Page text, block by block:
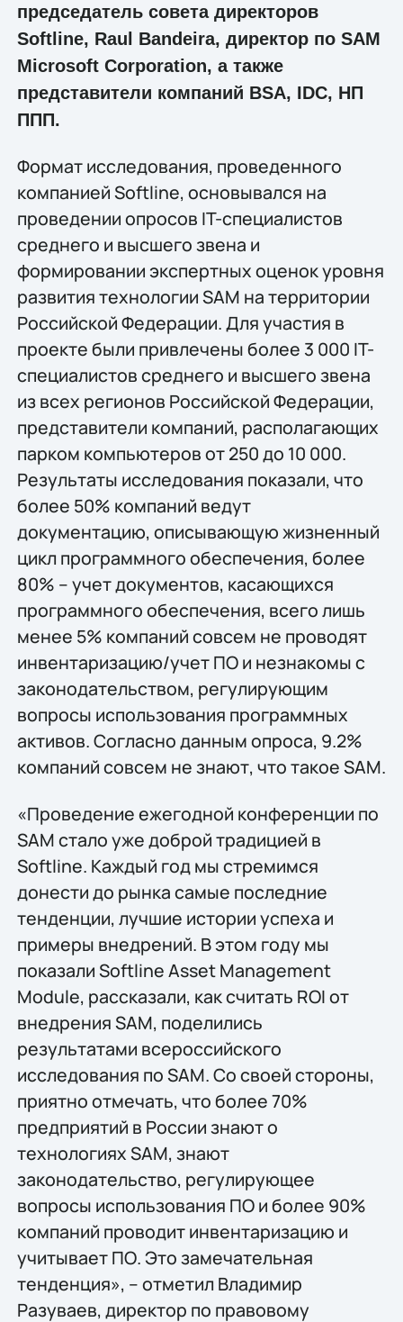
председатель совета директоров
Softline, Raul Bandeira, директор по SAM
Microsoft Corporation, а также
представители компаний BSA, IDC, НП
ППП.
Формат исследования, проведенного
компанией Softline, основывался на
проведении опросов IT-специалистов
среднего и высшего звена и
формировании экспертных оценок уровня
развития технологии SAM на территории
Российской Федерации. Для участия в
проекте были привлечены более 3 000 IT-
специалистов среднего и высшего звена
из всех регионов Российской Федерации,
представители компаний, располагающих
парком компьютеров от 250 до 10 000.
Результаты исследования показали, что
более 50% компаний ведут
документацию, описывающую жизненный
цикл программного обеспечения, более
80% – учет документов, касающихся
программного обеспечения, всего лишь
менее 5% компаний совсем не проводят
инвентаризацию/учет ПО и незнакомы с
законодательством, регулирующим
вопросы использования программных
активов. Согласно данным опроса, 9.2%
компаний совсем не знают, что такое SAM.
«Проведение ежегодной конференции по
SAM стало уже доброй традицией в
Softline. Каждый год мы стремимся
донести до рынка самые последние
тенденции, лучшие истории успеха и
примеры внедрений. В этом году мы
показали Softline Asset Management
Module, рассказали, как считать ROI от
внедрения SAM, поделились
результатами всероссийского
исследования по SAM. Со своей стороны,
приятно отмечать, что более 70%
предприятий в России знают о
технологиях SAM, знают
законодательство, регулирующее
вопросы использования ПО и более 90%
компаний проводит инвентаризацию и
учитывает ПО. Это замечательная
тенденция», – отметил Владимир
Разуваев, директор по правовому